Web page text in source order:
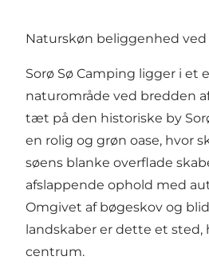
Naturskøn beliggenhed ved
Sorø Sø Camping ligger i et
naturområde ved bredden
tæt på den historiske by
en rolig og grøn oase, hvor
søens blanke overflade
afslappende ophold med
Omgivet af bøgeskov og
landskaber er dette et sted,
centrum.